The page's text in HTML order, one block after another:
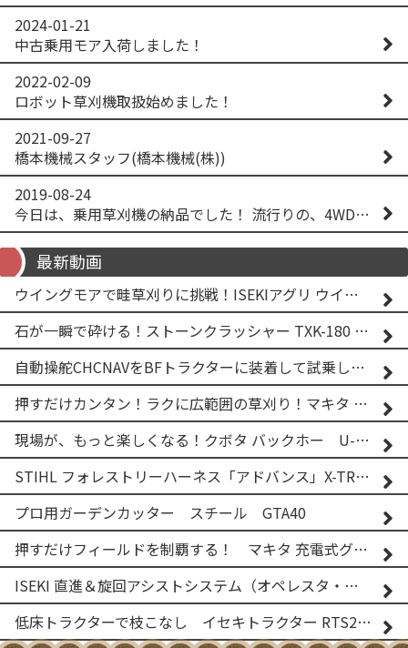
2024-01-21
中古乗用モア入荷しました！
2022-02-09
ロボット草刈機取扱始めました！
2021-09-27
橋本機械スタッフ(橋本機械(株))
2019-08-24
今日は、乗用草刈機の納品でした！ 流行りの、4WD！ #イセキアグリ #オーレック #四駆 #増税間近
最新動画
ウイングモアで畦草刈りに挑戦！ISEKIアグリ ウイングモア WM746AF
石が一瞬で砕ける！ストーンクラッシャー TXK-180 実演
自動操舵CHCNAVをBFトラクターに装着して試乗してみた！！ CHCNAV NX610
押すだけカンタン！ラクに広範囲の草刈り！マキタ バッテリー式草刈り機 MUG001G 2
現場が、もっと楽しくなる！クボタ バックホー U-25-3A
STIHL フォレストリーハーネス「アドバンス」X-TREEm
プロ用ガーデンカッター スチール GTA40
押すだけフィールドを制覇する！ マキタ 充電式グランドトリマー MUG001G
ISEKI 直進＆旋回アシストシステム（オペレスタ・ターン）搭載 イセキ 乗用田植機 PRJ8D-ZJL
低床トラクターで枝こなし イセキトラクター RTS205NS & フレールモア FNC1202F